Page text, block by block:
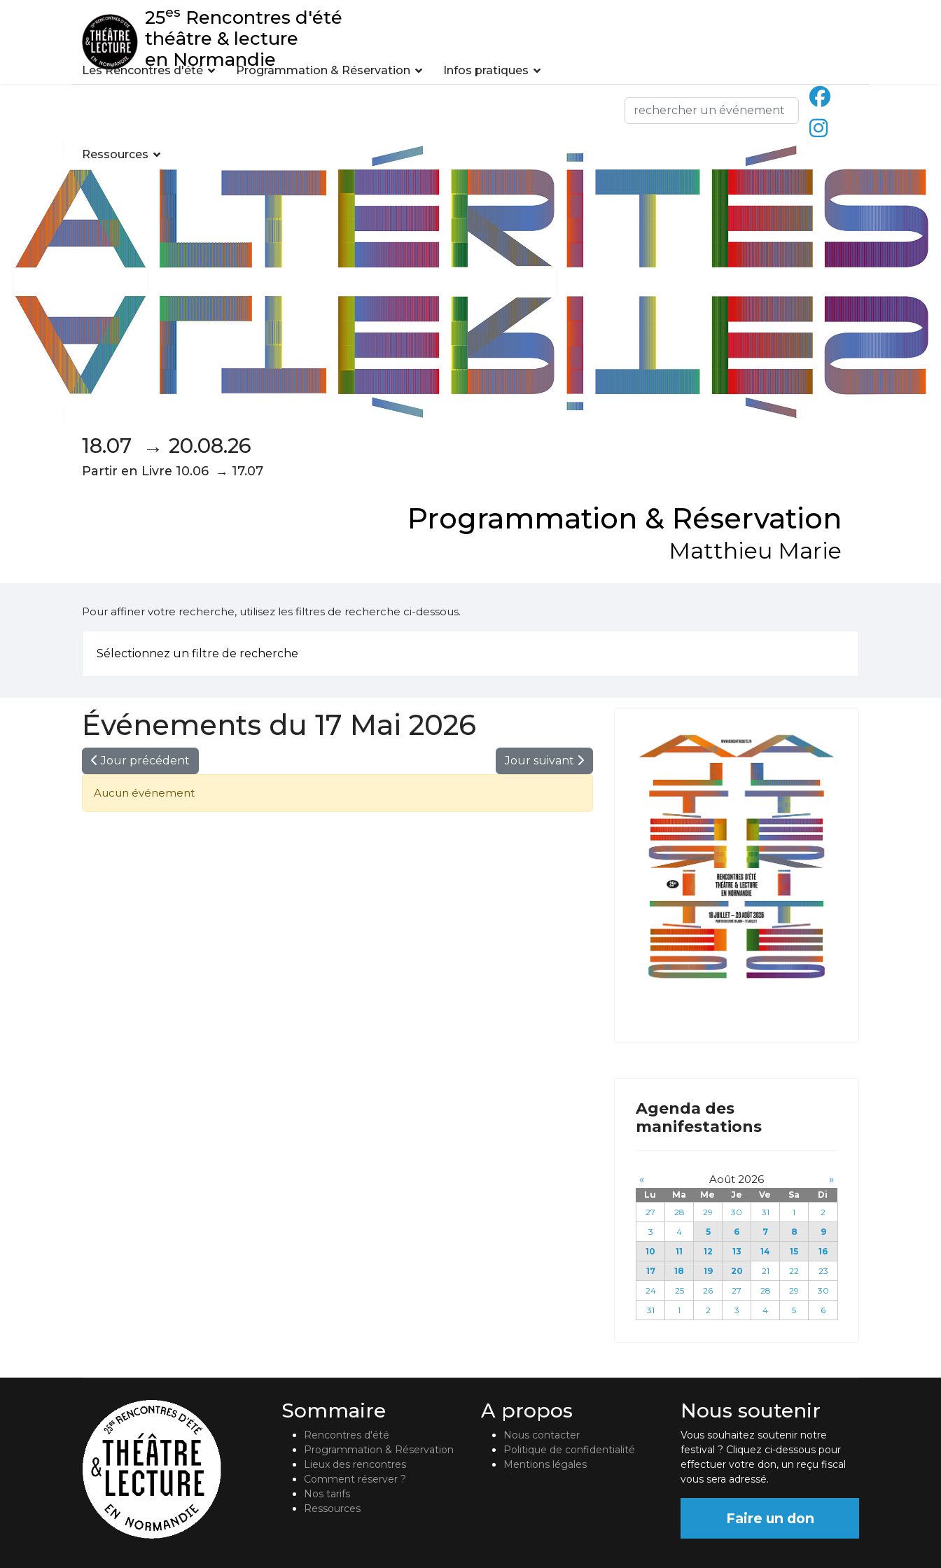
25es Rencontres d'été
théâtre & lecture
en Normandie
Les Rencontres d'été Programmation & Réservation Infos pratiques
Ressources
18.07 → 20.08.26
Partir en Livre 10.06 → 17.07
Programmation & Réservation
Matthieu Marie
Pour affiner votre recherche, utilisez les filtres de recherche ci-dessous.
Sélectionnez un filtre de recherche
Événements du 17 Mai 2026
Jour précédent Jour suivant
Aucun événement
Agenda des
manifestations
« Août 2026 »
Lu Ma Me Je Ve Sa
Di
27
28 29 30 31 1
2
3
4 5 6 7 8
9
10
11 12 13 14 15
16
17
18 19 20 21 22
23
24
25 26 27 28 29
30
31
1 2 3 4 5 6
Sommaire
Rencontres d'été
Programmation & Réservation
Lieux des rencontres
Comment réserver ?
Nos tarifs
Ressources
A propos
Nous contacter
Politique de confidentialité
Mentions légales
Nous soutenir
Vous souhaitez soutenir notre
festival ? Cliquez ci-dessous pour
effectuer votre don, un reçu fiscal
vous sera adressé.
Faire un don